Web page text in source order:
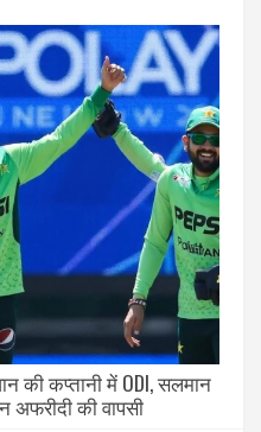
की कप्तानी में ODI, सलमान
अफरीदी की वापसी